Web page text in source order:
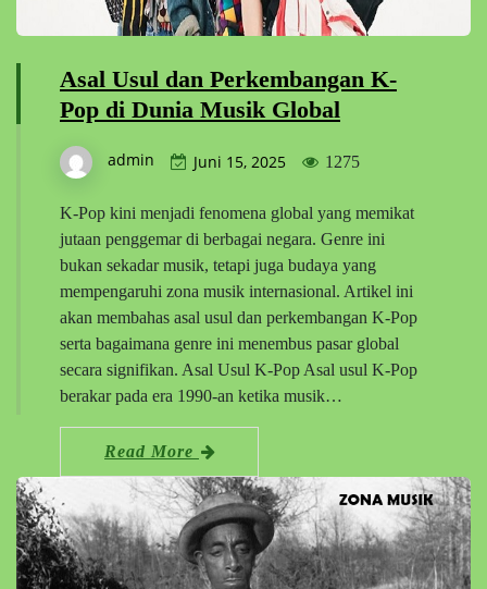
Asal Usul dan Perkembangan K-
Pop di Dunia Musik Global
admin Juni 15, 2025 1275
K-Pop kini menjadi fenomena global yang memikat
jutaan penggemar di berbagai negara. Genre ini
bukan sekadar musik, tetapi juga budaya yang
mempengaruhi zona musik internasional. Artikel ini
akan membahas asal usul dan perkembangan K-Pop
serta bagaimana genre ini menembus pasar global
secara signifikan. Asal Usul K-Pop Asal usul K-Pop
berakar pada era 1990-an ketika musik…
Read More